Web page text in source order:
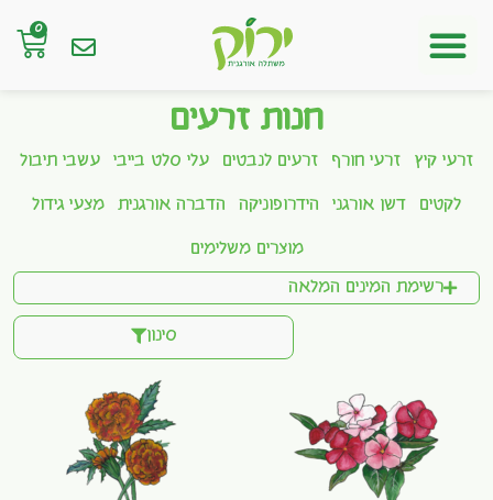
0
חנות זרעים
זרעי קיץ זרעי חורף זרעים לנבטים עלי סלט בייבי עשבי תיבול
לקטים דשן אורגני הידרופוניקה הדברה אורגנית מצעי גידול
מוצרים משלימים
רשימת המינים המלאה
סינון